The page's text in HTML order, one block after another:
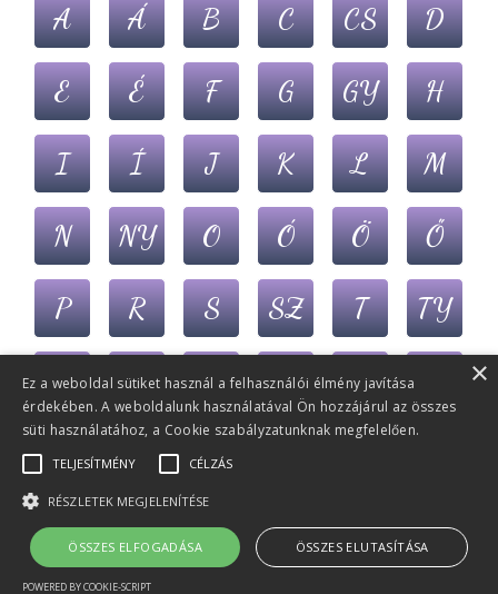
A Á B C CS D
E É F G GY H
I Í J K L M
N NY O Ó Ö Ő
P R S SZ T TY
U Ú Ü Ű V
ZS
© 2022-2026 Álmoskönyv.eu (v1.1) (rf)- Minden jog
fenntartva!
×
Ez a weboldal sütiket használ a felhasználói élmény javítása
érdekében. A weboldalunk használatával Ön hozzájárul az összes
süti használatához, a Cookie szabályzatunknak megfelelően.
TELJESÍTMÉNY CÉLZÁS
RÉSZLETEK MEGJELENÍTÉSE
ÖSSZES ELFOGADÁSA ÖSSZES ELUTASÍTÁSA
POWERED BY COOKIE-SCRIPT